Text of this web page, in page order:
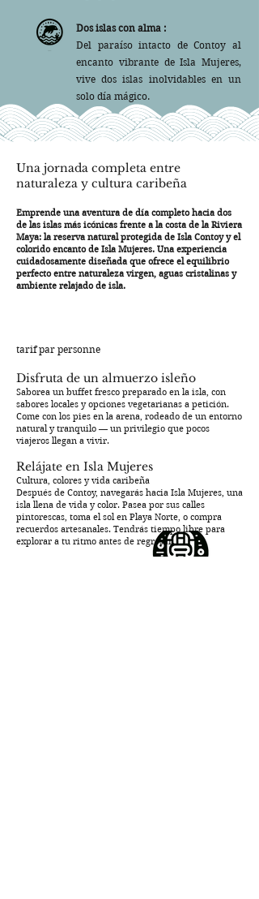
Dos islas con alma :
Del paraíso intacto de Contoy al
encanto vibrante de Isla Mujeres,
vive dos islas inolvidables en un
solo día mágico.
Una jornada completa entre
naturaleza y cultura caribeña​
Emprende una aventura de día completo hacia dos
de las islas más icónicas frente a la costa de la Riviera
Maya: la reserva natural protegida de Isla Contoy y el
colorido encanto de Isla Mujeres. Una experiencia
cuidadosamente diseñada que ofrece el equilibrio
perfecto entre naturaleza virgen, aguas cristalinas y
ambiente relajado de isla.
tarif par personne
Disfruta de un almuerzo isleño
​Saborea un buffet fresco preparado en la isla, con
sabores locales y opciones vegetarianas a petición.
Come con los pies en la arena, rodeado de un entorno
natural y tranquilo — un privilegio que pocos
viajeros llegan a vivir.
Relájate en Isla Mujeres
Cultura, colores y vida caribeña
Después de Contoy, navegarás hacia Isla Mujeres, una
isla llena de vida y color. Pasea por sus calles
pintorescas, toma el sol en Playa Norte, o compra
recuerdos artesanales. Tendrás tiempo libre para
explorar a tu ritmo antes de regresar.